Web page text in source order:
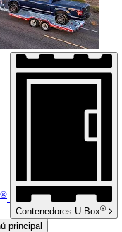
®
Contenedores U-Box®
principal